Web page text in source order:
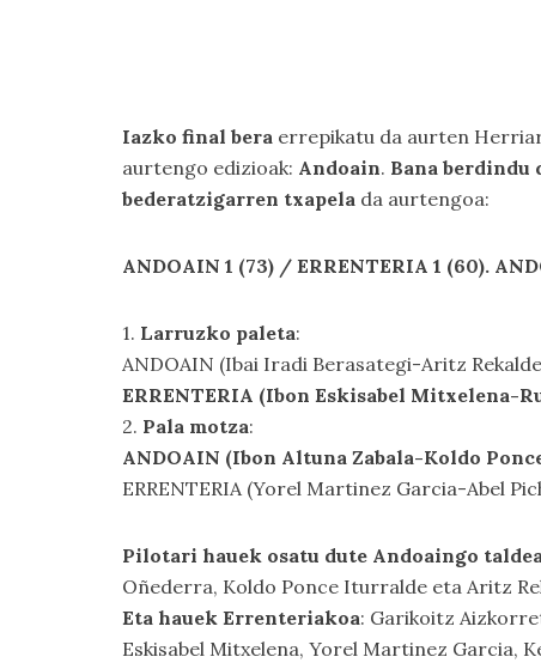
Iazko final bera errepikatu da aurten
aurtengo edizioak: Andoain. Bana
bederatzigarren txapela da aurtengoa:
ANDOAIN 1 (73) / ERRENTERIA 1 (60).
1. Larruzko paleta:
ANDOAIN (Ibai Iradi Berasategi-Aritz
ERRENTERIA (Ibon Eskisabel Mitxelena-
2. Pala motza:
ANDOAIN (Ibon Altuna Zabala-Koldo
ERRENTERIA (Yorel Martinez Garcia-Abel
Pilotari hauek osatu dute Andoaingo
Oñederra, Koldo Ponce Iturralde eta Aritz
Eta hauek Errenteriakoa: Garikoitz
Eskisabel Mitxelena, Yorel Martinez Garcia,